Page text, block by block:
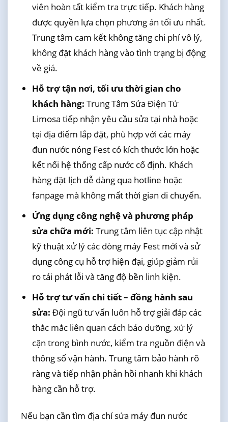
viên hoàn tất kiểm tra trực tiếp. Khách hàng
được quyền lựa chọn phương án tối ưu nhất.
Trung tâm cam kết không tăng chi phí vô lý,
không đặt khách hàng vào tình trạng bị động
về giá.
Hỗ trợ tận nơi, tối ưu thời gian cho
khách hàng: Trung Tâm Sửa Điện Tử
Limosa tiếp nhận yêu cầu sửa tại nhà hoặc
tại địa điểm lắp đặt, phù hợp với các máy
đun nước nóng Fest có kích thước lớn hoặc
kết nối hệ thống cấp nước cố định. Khách
hàng đặt lịch dễ dàng qua hotline hoặc
fanpage mà không mất thời gian di chuyển.
Ứng dụng công nghệ và phương pháp
sửa chữa mới: Trung tâm liên tục cập nhật
kỹ thuật xử lý các dòng máy Fest mới và sử
dụng công cụ hỗ trợ hiện đại, giúp giảm rủi
ro tái phát lỗi và tăng độ bền linh kiện.
Hỗ trợ tư vấn chi tiết – đồng hành sau
sửa: Đội ngũ tư vấn luôn hỗ trợ giải đáp các
thắc mắc liên quan cách bảo dưỡng, xử lý
cặn trong bình nước, kiểm tra nguồn điện và
thông số vận hành. Trung tâm bảo hành rõ
ràng và tiếp nhận phản hồi nhanh khi khách
hàng cần hỗ trợ.
Nếu bạn cần tìm địa chỉ sửa máy đun nước